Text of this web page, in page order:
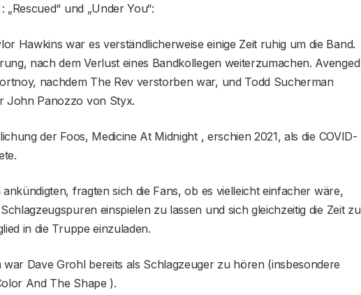
und „Under You“:
Hawkins war es verständlicherweise einige Zeit ruhig um die Band.
nach dem Verlust eines Bandkollegen weiterzumachen. Avenged
nachdem The Rev verstorben war, und Todd Sucherman
John Panozzo von Styx.
der Foos, Medicine At Midnight , erschien 2021, als die COVID-
fragten sich die Fans, ob es vielleicht einfacher wäre,
einspielen zu lassen und sich gleichzeitig die Zeit zu
in die Truppe einzuladen.
Dave Grohl bereits als Schlagzeuger zu hören (insbesondere
And The Shape ).